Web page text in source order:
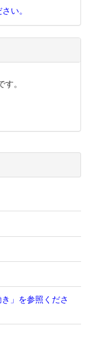
い。
。
」を参照くださ